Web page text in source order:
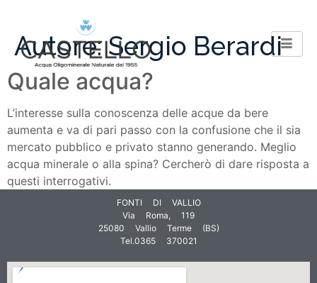
Autore:Sergio Berardi
Quale acqua?
L’interesse sulla conoscenza delle acque da bere
aumenta e va di pari passo con la confusione che il sia
mercato pubblico e privato stanno generando. Meglio
acqua minerale o alla spina? Cercherò di dare risposta a
questi interrogativi.
FONTI DI VALLIO
Via Roma, 119
25080 Vallio Terme (BS)
Tel.0365 370021